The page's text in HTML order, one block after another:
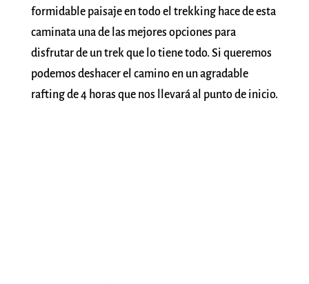
formidable paisaje en todo el trekking hace de esta
caminata una de las mejores opciones para
disfrutar de un trek que lo tiene todo. Si queremos
podemos deshacer el camino en un agradable
rafting de 4 horas que nos llevará al punto de inicio.